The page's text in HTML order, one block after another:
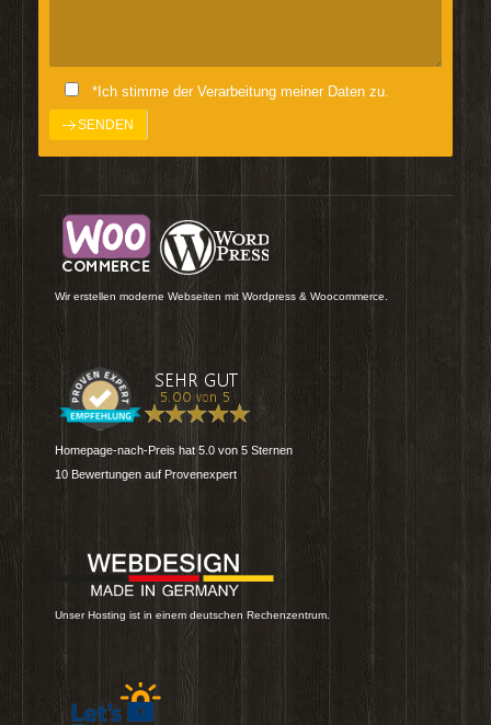
*Ich stimme der Verarbeitung meiner Daten zu.
Wir erstellen moderne Webseiten mit Wordpress & Woocommerce.
Homepage-nach-Preis hat 5.0 von 5 Sternen
10 Bewertungen auf Provenexpert
Unser Hosting ist in einem deutschen Rechenzentrum.